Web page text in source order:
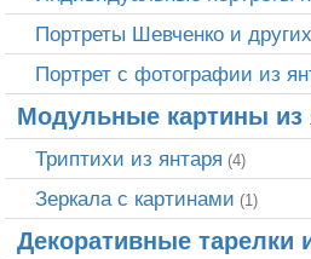
Портрет c фотографии из
Модульные картины из
Триптихи из янтаря (4)
Зеркала с картинами (1)
Декоративные тарелки